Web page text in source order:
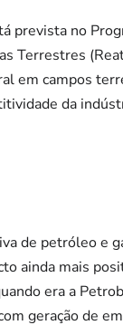
prevista no
Terrestres
em campos
da
de petróleo e
ainda mais
era a
geração de